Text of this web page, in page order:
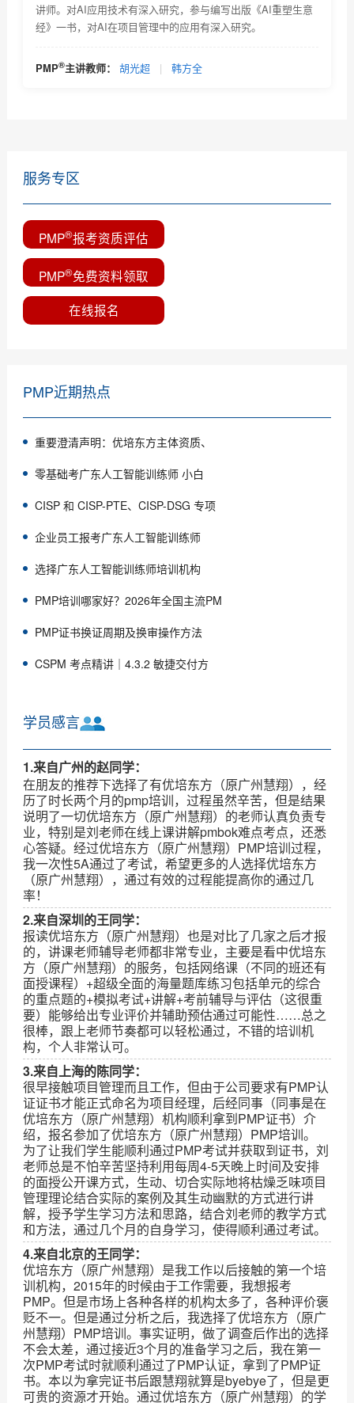
讲师。对AI应用技术有深入研究，参与编写出版《AI重塑生意
经》一书，对AI在项目管理中的应用有深入研究。
PMP®主讲教师： 胡光超 | 韩方全
服务专区
PMP®报考资质评估
PMP®免费资料领取
在线报名
PMP近期热点
重要澄清声明：优培东方主体资质、
零基础考广东人工智能训练师 小白
CISP 和 CISP-PTE、CISP-DSG 专项
企业员工报考广东人工智能训练师
选择广东人工智能训练师培训机构
PMP培训哪家好？2026年全国主流PM
PMP证书换证周期及换审操作方法
CSPM 考点精讲｜4.3.2 敏捷交付方
学员感言
1.来自广州的赵同学：
在朋友的推荐下选择了有优培东方（原广州慧翔），经
历了时长两个月的pmp培训，过程虽然辛苦，但是结果
说明了一切优培东方（原广州慧翔）的老师认真负责专
业，特别是刘老师在线上课讲解pmbok难点考点，还悉
心答疑。经过优培东方（原广州慧翔）PMP培训过程，
我一次性5A通过了考试，希望更多的人选择优培东方
（原广州慧翔），通过有效的过程能提高你的通过几
率！
2.来自深圳的王同学：
报读优培东方（原广州慧翔）也是对比了几家之后才报
的，讲课老师辅导老师都非常专业，主要是看中优培东
方（原广州慧翔）的服务，包括网络课（不同的班还有
面授课程）+超级全面的海量题库练习包括单元的综合
的重点题的+模拟考试+讲解+考前辅导与评估（这很重
要）能够给出专业评价并辅助预估通过可能性……总之
很棒，跟上老师节奏都可以轻松通过，不错的培训机
构，个人非常认可。
3.来自上海的陈同学：
很早接触项目管理而且工作，但由于公司要求有PMP认
证证书才能正式命名为项目经理，后经同事（同事是在
优培东方（原广州慧翔）机构顺利拿到PMP证书）介
绍，报名参加了优培东方（原广州慧翔）PMP培训。
为了让我们学生能顺利通过PMP考试并获取到证书，刘
老师总是不怕辛苦坚持利用每周4-5天晚上时间及安排
的面授公开课方式，生动、切合实际地将枯燥乏味项目
管理理论结合实际的案例及其生动幽默的方式进行讲
解，授予学生学习方法和思路，结合刘老师的教学方式
和方法，通过几个月的自身学习，使得顺利通过考试。
4.来自北京的王同学：
优培东方（原广州慧翔）是我工作以后接触的第一个培
训机构，2015年的时候由于工作需要，我想报考
PMP。但是市场上各种各样的机构太多了，各种评价褒
贬不一。但是通过分析之后，我选择了优培东方（原广
州慧翔）PMP培训。事实证明，做了调查后作出的选择
不会太差，通过接近3个月的准备学习之后，我在第一
次PMP考试时就顺利通过了PMP认证，拿到了PMP证
书。本以为拿完证书后跟慧翔就算是byebye了，但是更
可贵的资源才开始。通过优培东方（原广州慧翔）的学